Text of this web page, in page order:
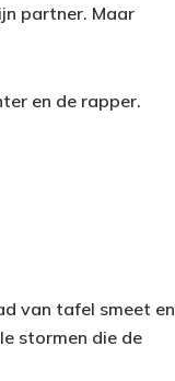
partner. Maar
en de rapper.
van tafel smeet en
stormen die de